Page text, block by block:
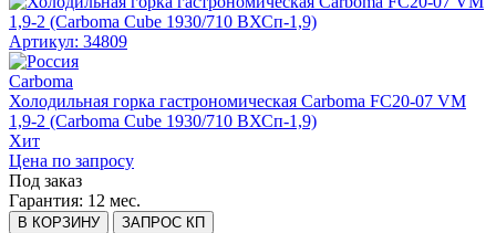
Артикул: 34809
Carboma
Холодильная горка гастрономическая Carboma FC20-07 VM
1,9-2 (Carboma Cube 1930/710 ВХСп-1,9)
Хит
Цена по запросу
Под заказ
Гарантия: 12 мес.
В КОРЗИНУ ЗАПРОС КП